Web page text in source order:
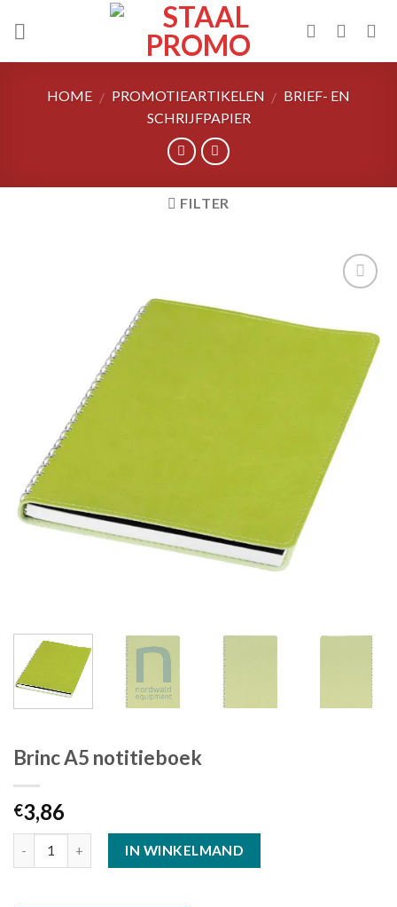
HOME / PROMOTIEARTIKELEN / BRIEF- EN
SCHRIJFPAPIER
FILTER
wenslijst
Brinc A5 notitieboek
€3,86
IN WINKELMAND